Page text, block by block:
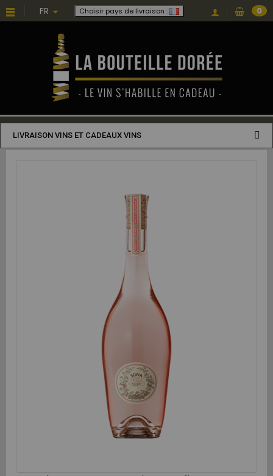
FR Choisir pays de livraison : 0
LIVRAISON VINS ET CADEAUX VINS